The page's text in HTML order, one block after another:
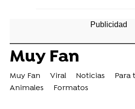
Muy Fan
Muy Fan Viral Noticias Para
Animales
Formatos